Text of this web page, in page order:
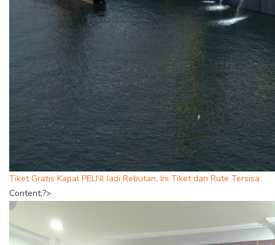
Tiket Gratis Kapal PELNI Jadi Rebutan, Ini Tiket dan Rute Tersisa
Content;?>